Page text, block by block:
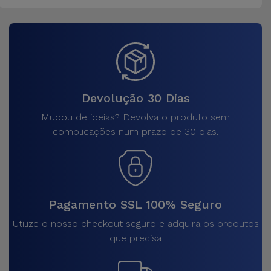
Devolução 30 Dias
Mudou de ideias? Devolva o produto sem
complicações num prazo de 30 dias.
Pagamento SSL 100% Seguro
Utilize o nosso checkout seguro e adquira os produtos
que precisa